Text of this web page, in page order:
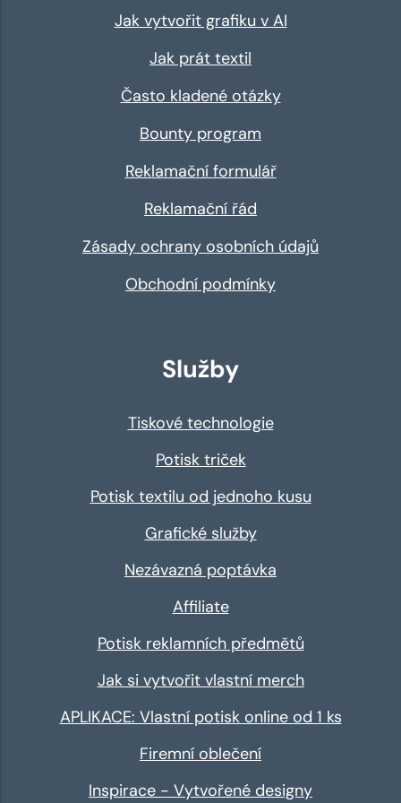
Jak vytvořit grafiku v AI
Jak prát textil
Často kladené otázky
Bounty program
Reklamační formulář
Reklamační řád
Zásady ochrany osobních údajů
Obchodní podmínky
Služby
Tiskové technologie
Potisk triček
Potisk textilu od jednoho kusu
Grafické služby
Nezávazná poptávka
Affiliate
Potisk reklamních předmětů
Jak si vytvořit vlastní merch
APLIKACE: Vlastní potisk online od 1 ks
Firemní oblečení
Inspirace - Vytvořené designy